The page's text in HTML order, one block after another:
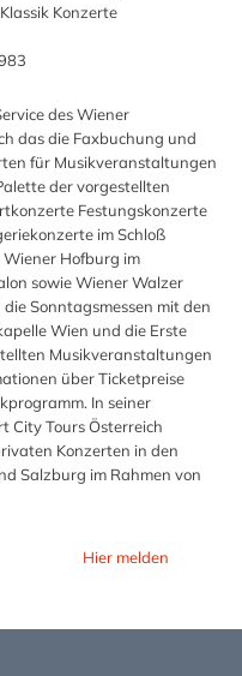
Konzerte
des Wiener
das die Faxbuchung und
für Musikveranstaltungen
der vorgestellten
Festungskonzerte
im Schloß
Wiener Hofburg im
sowie Wiener Walzer
Sonntagsmessen mit den
Wien und die Erste
Musikveranstaltungen
über Ticketpreise
In seiner
City Tours Österreich
Konzerten in den
Salzburg im Rahmen von
Hier melden